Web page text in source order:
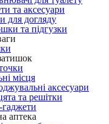
та аксесуари
для догляду
та підгузки
місця
аксесуари
та решітки
гаджети
аптека